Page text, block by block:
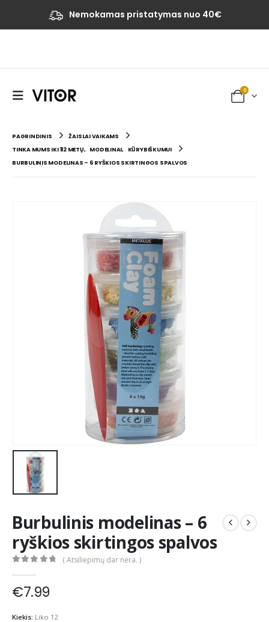
Nemokamas pristatymas nuo 40€
0
PAGRINDINIS
ŽAISLAI VAIKAMS
TINKA MUMS IKI 112 METŲ, MODELINAI,
KŪRYBIŠKUMUI
BURBULINIS MODELINAS – 6 RYŠKIOS SKIRTINGOS SPALVOS
Burbulinis modelinas – 6
ryškios skirtingos spalvos
( Atsiliepimų dar nėra. )
€7.99
Kiekis: Liko 12